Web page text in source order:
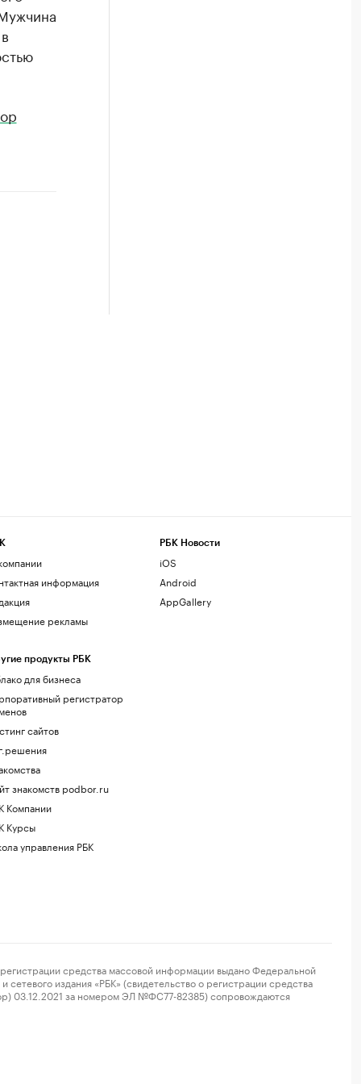
информация
рекламы
продукты РБК
для бизнеса
регистратор
сайтов
знакомств podbor.ru
Компании
Курсы
управления РБК
РБК Новости
iOS
Android
AppGallery
средства массовой информации выдано Федеральной
издания «РБК» (свидетельство о регистрации средства
03.12.2021 за номером ЭЛ №ФС77-82385) сопровождаются